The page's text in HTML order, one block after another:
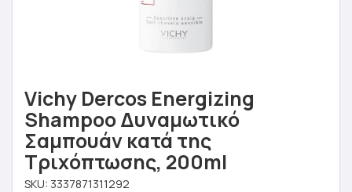
Vichy Dercos Energizing
Shampoo Δυναμωτικό
Σαμπουάν κατά της
Τριχόπτωσης, 200ml
SKU: 3337871311292